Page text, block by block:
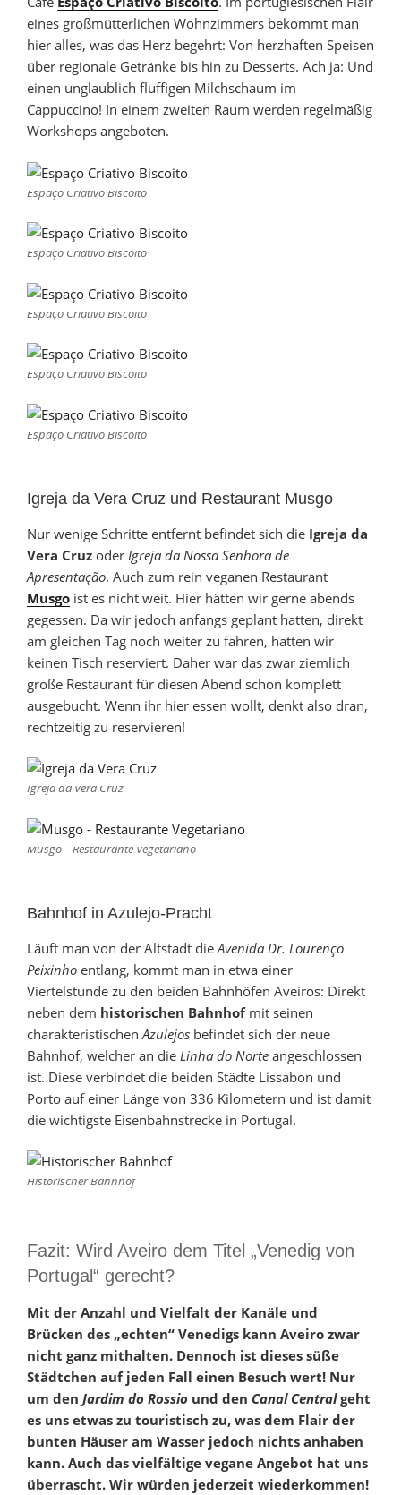
eines großmütterlichen Wohnzimmers bekommt man
hier alles, was das Herz begehrt: Von herzhaften Speisen
über regionale Getränke bis hin zu Desserts. Ach ja: Und
einen unglaublich fluffigen Milchschaum im
Cappuccino! In einem zweiten Raum werden regelmäßig
Workshops angeboten.
Espaço Criativo Biscoito
Espaço Criativo Biscoito
Espaço Criativo Biscoito
Espaço Criativo Biscoito
Espaço Criativo Biscoito
Igreja da Vera Cruz und Restaurant Musgo
Nur wenige Schritte entfernt befindet sich die Igreja da
Vera Cruz oder Igreja da Nossa Senhora de
Apresentação. Auch zum rein veganen Restaurant
Musgo ist es nicht weit. Hier hätten wir gerne abends
gegessen. Da wir jedoch anfangs geplant hatten, direkt
am gleichen Tag noch weiter zu fahren, hatten wir
keinen Tisch reserviert. Daher war das zwar ziemlich
große Restaurant für diesen Abend schon komplett
ausgebucht. Wenn ihr hier essen wollt, denkt also dran,
rechtzeitig zu reservieren!
Igreja da Vera Cruz
Musgo – Restaurante Vegetariano
Bahnhof in Azulejo-Pracht
Läuft man von der Altstadt die Avenida Dr. Lourenço
Peixinho entlang, kommt man in etwa einer
Viertelstunde zu den beiden Bahnhöfen Aveiros: Direkt
neben dem historischen Bahnhofmit seinen
charakteristischen Azulejos befindet sich der neue
Bahnhof, welcher an die Linha do Norte angeschlossen
ist. Diese verbindet die beiden Städte Lissabon und
Porto auf einer Länge von 336 Kilometern und ist damit
die wichtigste Eisenbahnstrecke in Portugal.
Historischer Bahnhof
Fazit: Wird Aveiro dem Titel „Venedig von
Portugal“ gerecht?
Mit der Anzahl und Vielfalt der Kanäle und
Brücken des „echten“ Venedigs kann Aveiro zwar
nicht ganz mithalten. Dennoch ist dieses süße
Städtchen auf jeden Fall einen Besuch wert! Nur
um den Jardim do Rossio und den Canal Centralgeht
es uns etwas zu touristisch zu, was dem Flair der
bunten Häuser am Wasser jedoch nichts anhaben
kann. Auch das vielfältige vegane Angebot hat uns
überrascht. Wir würden jederzeit wiederkommen!